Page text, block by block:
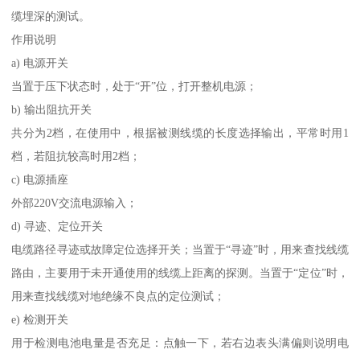
缆埋深的测试。
作用说明
a) 电源开关
当置于压下状态时，处于“开”位，打开整机电源；
b) 输出阻抗开关
共分为2档，在使用中，根据被测线缆的长度选择输出，平常时用1
档，若阻抗较高时用2档；
c) 电源插座
外部220V交流电源输入；
d) 寻迹、定位开关
电缆路径寻迹或故障定位选择开关；当置于“寻迹”时，用来查找线缆
路由，主要用于未开通使用的线缆上距离的探测。当置于“定位”时，
用来查找线缆对地绝缘不良点的定位测试；
e) 检测开关
用于检测电池电量是否充足：点触一下，若右边表头满偏则说明电